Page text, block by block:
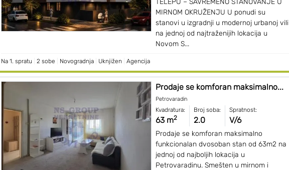
TELEPU – SAVREMENO STANOVANJE U
MIRNOM OKRUŽENJU U ponudi su
stanovi u izgradnji u modernoj urbanoj vili
na jednoj od najtraženijih lokacija u
Novom S...
Na 1. spratu 2 sobe Novogradnja Uknjižen Agencija
Prodaje se komforan maksimalno...
Petrovaradin
Kvadratura:
63 m2
Broj soba:
2.0
Spratnost:
V/6
Prodaje se komforan maksimalno
funkcionalan dvosoban stan od 63m2 na
jednoj od najboljih lokacija u
Petrovaradinu. Smešten u mirnom i